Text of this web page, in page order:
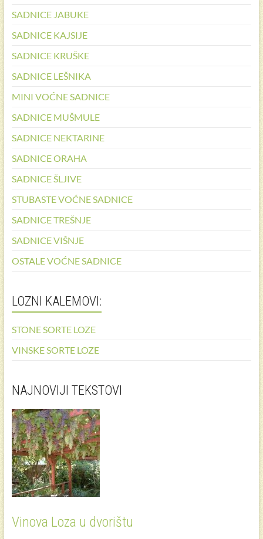
SADNICE JABUKE
SADNICE KAJSIJE
SADNICE KRUŠKE
SADNICE LEŠNIKA
MINI VOĆNE SADNICE
SADNICE MUŠMULE
SADNICE NEKTARINE
SADNICE ORAHA
SADNICE ŠLJIVE
STUBASTE VOĆNE SADNICE
SADNICE TREŠNJE
SADNICE VIŠNJE
OSTALE VOĆNE SADNICE
LOZNI KALEMOVI:
STONE SORTE LOZE
VINSKE SORTE LOZE
NAJNOVIJI TEKSTOVI
Vinova Loza u dvorištu